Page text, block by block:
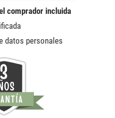
comprador incluida
datos personales